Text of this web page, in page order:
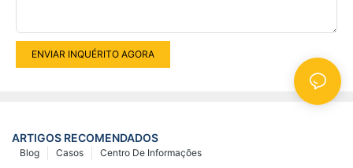
ENVIAR INQUÉRITO AGORA
ARTIGOS RECOMENDADOS
Centro De Informações
Casos
Blog